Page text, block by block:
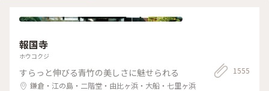
報国寺
ホウコクジ
すらっと伸びる青竹の美しさに魅せられる
鎌倉・江の島・二階堂・由比ヶ浜・大船・七里ヶ浜
1555